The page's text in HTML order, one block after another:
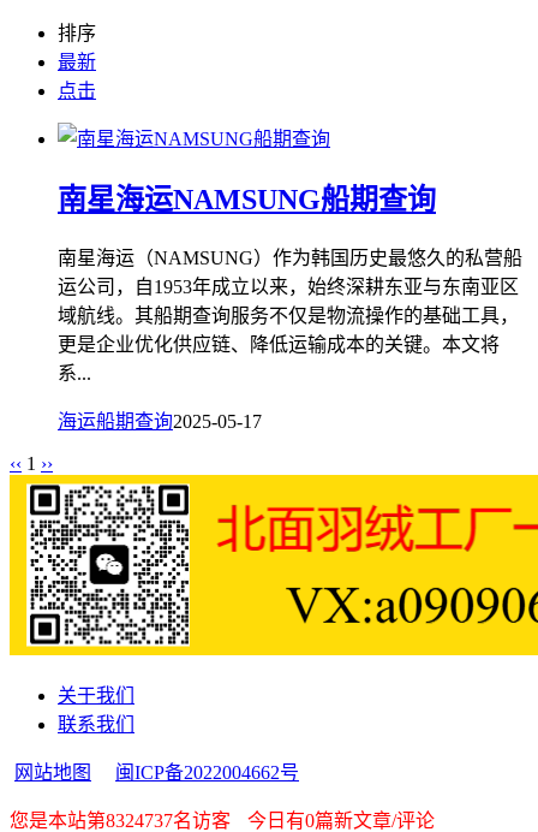
排序
最新
点击
南星海运NAMSUNG船期查询
南星海运（NAMSUNG）作为韩国历史最悠久的私营船
运公司，自1953年成立以来，始终深耕东亚与东南亚区
域航线。其船期查询服务不仅是物流操作的基础工具，
更是企业优化供应链、降低运输成本的关键。本文将
系...
海运船期查询2025-05-17
‹‹ 1 ››
关于我们
联系我们
网站地图 闽ICP备2022004662号
您是本站第8324737名访客 今日有0篇新文章/评论